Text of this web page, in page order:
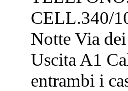
CELL.340/
Notte Via
Uscita A1
entrambi i